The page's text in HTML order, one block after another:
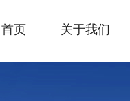
首页 关于我们